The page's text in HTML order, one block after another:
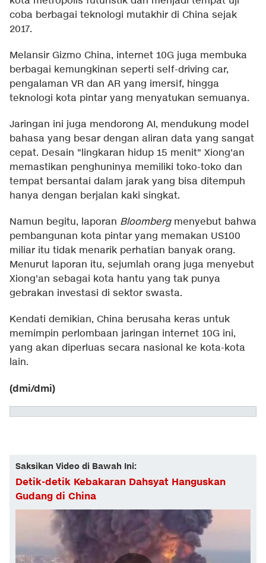
coba berbagai teknologi mutakhir di China sejak
2017.
Melansir Gizmo China, internet 10G juga membuka
berbagai kemungkinan seperti self-driving car,
pengalaman VR dan AR yang imersif, hingga
teknologi kota pintar yang menyatukan semuanya.
Jaringan ini juga mendorong AI, mendukung model
bahasa yang besar dengan aliran data yang sangat
cepat. Desain "lingkaran hidup 15 menit" Xiong'an
memastikan penghuninya memiliki toko-toko dan
tempat bersantai dalam jarak yang bisa ditempuh
hanya dengan berjalan kaki singkat.
Namun begitu, laporan Bloombergmenyebut bahwa
pembangunan kota pintar yang memakan US100
miliar itu tidak menarik perhatian banyak orang.
Menurut laporan itu, sejumlah orang juga menyebut
Xiong'an sebagai kota hantu yang tak punya
gebrakan investasi di sektor swasta.
Kendati demikian, China berusaha keras untuk
memimpin perlombaan jaringan internet 10G ini,
yang akan diperluas secara nasional ke kota-kota
lain.
(dmi/dmi)
Saksikan Video di Bawah Ini:
Detik-detik Kebakaran Dahsyat Hanguskan
Gudang di China